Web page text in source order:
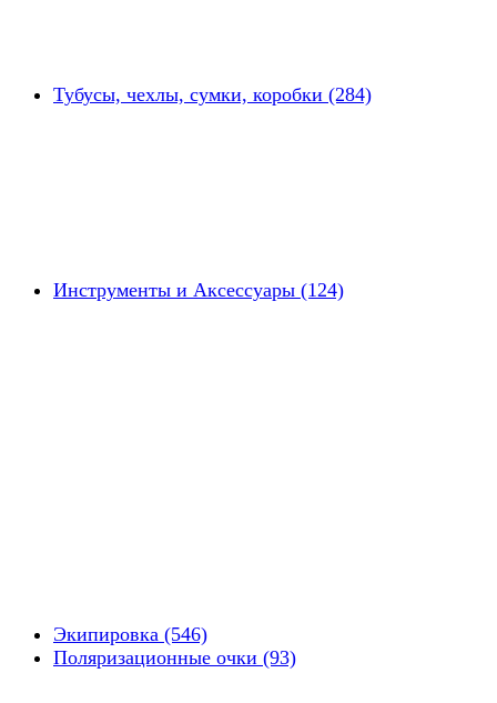
Тубусы, чехлы, сумки, коробки (284)
Инструменты и Аксессуары (124)
Экипировка (546)
Поляризационные очки (93)